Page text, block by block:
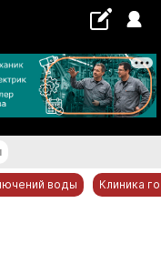
°С
воды Клиника